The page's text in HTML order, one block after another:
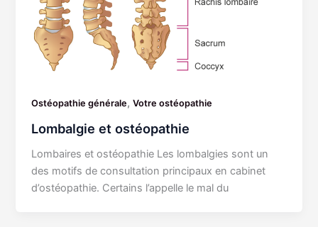
Ostéopathie générale,Votre ostéopathie
Lombalgie et ostéopathie
Lombaires et ostéopathie Les lombalgies sont un
des motifs de consultation principaux en cabinet
d’ostéopathie. Certains l’appelle le mal du